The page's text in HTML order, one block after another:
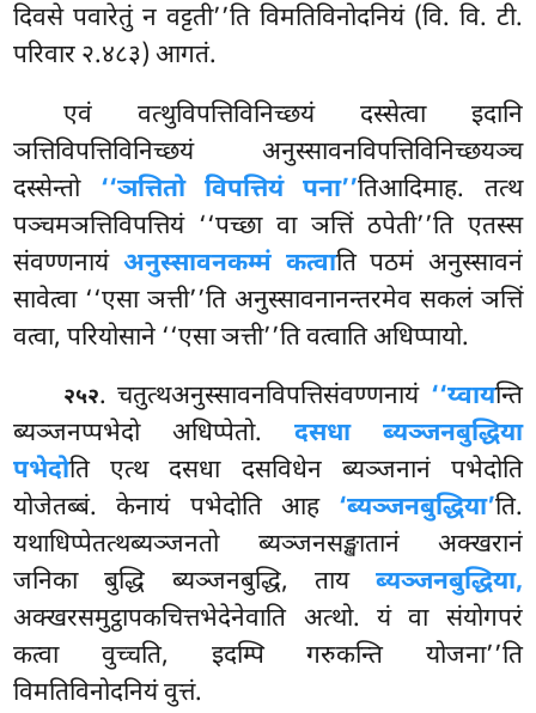
दिवसे पवारेतुं न वट्टती’’ति विमतिविनोदनियं (वि. वि. टी.
परिवार २.४८३) आगतं.
एवं वत्थुविपत्तिविनिच्छयं दस्सेत्वा इदानि
ञत्तिविपत्तिविनिच्छयं अनुस्सावनविपत्तिविनिच्छयञ्च
दस्सेन्तो ‘‘ञत्तितो विपत्तियं पना’’तिआदिमाह. तत्थ
पञ्चमञत्तिविपत्तियं ‘‘पच्छा वा ञत्तिं ठपेती’’ति एतस्स
संवण्णनायं अनुस्सावनकम्मं कत्वाति पठमं अनुस्सावनं
सावेत्वा ‘‘एसा ञत्ती’’ति अनुस्सावनानन्तरमेव सकलं ञत्तिं
वत्वा, परियोसाने ‘‘एसा ञत्ती’’ति वत्वाति अधिप्पायो.
२५२. चतुत्थअनुस्सावनविपत्तिसंवण्णनायं ‘‘य्वायन्ति
ब्यञ्जनप्पभेदो अधिप्पेतो. दसधा ब्यञ्जनबुद्धिया
पभेदोति एत्थ दसधा दसविधेन ब्यञ्जनानं पभेदोति
योजेतब्बं. केनायं पभेदोति आह ‘ब्यञ्जनबुद्धिया’ति.
यथाधिप्पेतत्थब्यञ्जनतो ब्यञ्जनसङ्खातानं अक्खरानं
जनिका बुद्धि ब्यञ्जनबुद्धि, ताय ब्यञ्जनबुद्धिया,
अक्खरसमुट्ठापकचित्तभेदेनेवाति अत्थो. यं वा संयोगपरं
कत्वा वुच्चति, इदम्पि गरुकन्ति योजना’’ति
विमतिविनोदनियं वुत्तं.